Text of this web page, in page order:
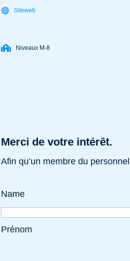
Siteweb
Niveaux M-8
Merci de votre intérêt.
Afin qu’un membre du
Name
Prénom